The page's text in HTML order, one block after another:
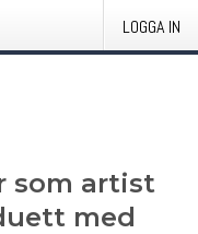
LOGGA IN
som artist
med